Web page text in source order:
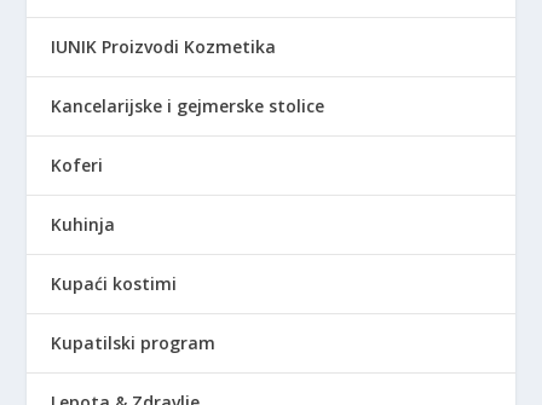
IUNIK Proizvodi Kozmetika
Kancelarijske i gejmerske stolice
Koferi
Kuhinja
Kupaći kostimi
Kupatilski program